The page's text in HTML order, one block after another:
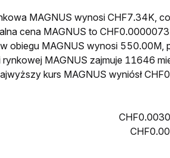
MAGNUS wynosi CHF7.34K,
cena MAGNUS to
obiegu MAGNUS wynosi 550.00M,
MAGNUS zajmuje 11646
kurs MAGNUS wyniósł